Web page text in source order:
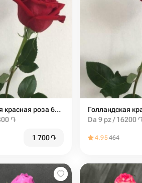
Голландская красная роза 60 см
֏
1 700֏
Da 9 pz / 16200
4.95464